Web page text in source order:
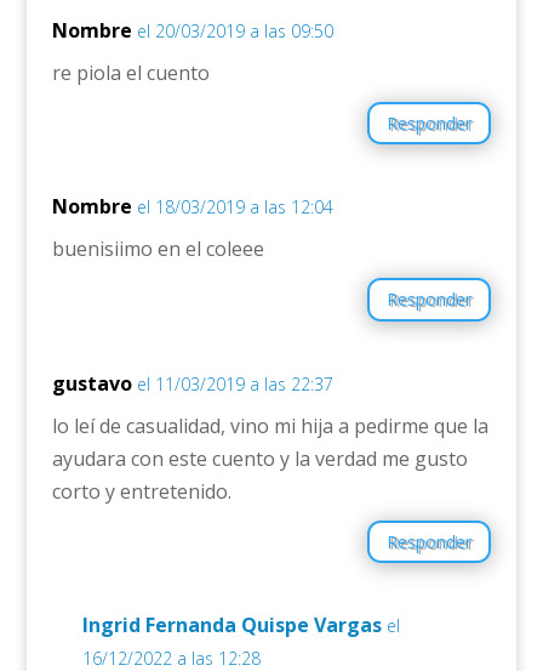
Nombre el 20/03/2019 a las 09:50
re piola el cuento
Responder
Nombre el 18/03/2019 a las 12:04
buenisiimo en el coleee
Responder
gustavo el 11/03/2019 a las 22:37
lo leí de casualidad, vino mi hija a pedirme que la
ayudara con este cuento y la verdad me gusto
corto y entretenido.
Responder
Ingrid Fernanda Quispe Vargas el
16/12/2022 a las 12:28